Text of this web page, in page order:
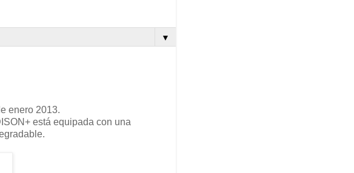
▼
enero 2013.
está equipada con una